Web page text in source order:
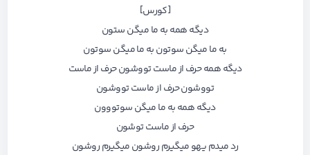
[کورس]
دیگه همه به ما میگن ستون
به ما میگن سوتون به ما میگن سوتون
دیگه همه حرف از ماست تووشون حرف از ماست
تووشون حرف از ماست تووشون
دیگه همه به ما میگن سوتووون
حرف از ماست توشون
رد میدم یهو میگیرم روشون میگیرم روشون